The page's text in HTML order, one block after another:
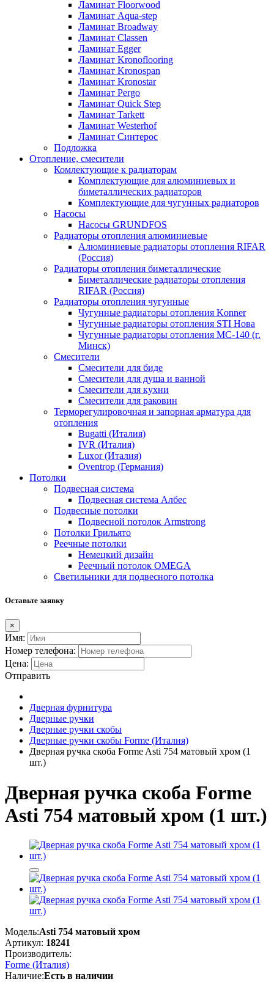
Ламинат Floorwood
Ламинат Aqua-step
Ламинат Broadway
Ламинат Classen
Ламинат Egger
Ламинат Kronoflooring
Ламинат Kronospan
Ламинат Kronostar
Ламинат Pergo
Ламинат Quick Step
Ламинат Tarkett
Ламинат Westerhof
Ламинат Синтерос
Подложка
Отопление, смесители
Комлектующие к радиаторам
Комплектующие для алюминиевых и
биметаллических радиаторов
Комплектующие для чугунных радиаторов
Насосы
Насосы GRUNDFOS
Радиаторы отопления алюминиевые
Алюминиевые радиаторы отопления RIFAR
(Россия)
Радиаторы отопления биметаллические
Биметаллические радиаторы отопления
RIFAR (Россия)
Радиаторы отопления чугунные
Чугунные радиаторы отопления Konner
Чугунные радиаторы отопления STI Нова
Чугунные радиаторы отопления МС-140 (г.
Минск)
Смесители
Смесители для биде
Смесители для душа и ванной
Смесители для кухни
Смесители для раковин
Терморегулировочная и запорная арматура для
отопления
Bugatti (Италия)
IVR (Италия)
Luxor (Италия)
Oventrop (Германия)
Потолки
Подвесная система
Подвесная система Албес
Подвесные потолки
Подвесной потолок Armstrong
Потолки Грильято
Реечные потолки
Немецкий дизайн
Реечный потолок OMEGA
Светильники для подвесного потолка
Оставьте заявку
×
Имя:
Номер телефона:
Цена:
Отправить
Дверная фурнитура
Дверные ручки
Дверные ручки скобы
Дверные ручки скобы Forme (Италия)
Дверная ручка скоба Forme Asti 754 матовый хром (1
шт.)
Дверная ручка скоба Forme
Asti 754 матовый хром (1 шт.)
Модель:Asti 754 матовый хром
Артикул: 18241
Производитель:
Forme (Италия)
Наличие:Есть в наличии